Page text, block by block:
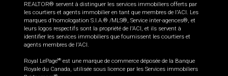
REALTOR® servent à distinguer les services immobiliers offerts par
les courtiers et agents immobilier en tant que membres de l'ACI. Les
marques d'homologation S.I.A.® /MLS®, Service inter-agences®, et
leurs logos respectifs sont la propriété de l'ACI, et ils servent à
identifier les services immobiliers que fournissent les courtiers et
agents membres de l'ACI.
Royal LePageMD est une marque de commerce déposée de la Banque
Royale du Canada, utilisée sous licence par les Services immobiliers